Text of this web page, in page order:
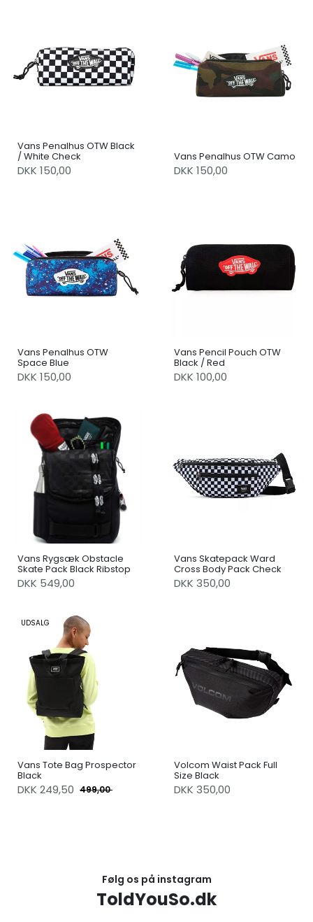
Vans Penalhus OTW Black
/ White Check
DKK 150,00
Vans Penalhus OTW Camo
DKK 150,00
Vans Penalhus OTW
Space Blue
DKK 150,00
Vans Pencil Pouch OTW
Black / Red
DKK 100,00
Vans Rygsæk Obstacle
Skate Pack Black Ribstop
DKK 549,00
Vans Skatepack Ward
Cross Body Pack Check
DKK 350,00
UDSALG
Vans Tote Bag Prospector
Black
DKK 249,50 499,00
Volcom Waist Pack Full
Size Black
DKK 350,00
Følg os på instagram
ToldYouSo.dk